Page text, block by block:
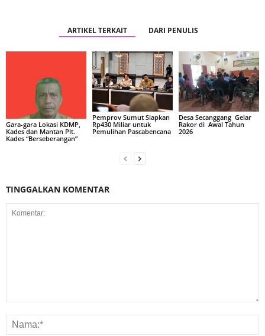
ARTIKEL TERKAIT DARI PENULIS
Gara-gara Lokasi KDMP,
Kades dan Mantan Plt.
Kades “Berseberangan”
Pemprov Sumut Siapkan
Rp430 Miliar untuk
Pemulihan Pascabencana
Desa Secanggang Gelar
Rakor di Awal Tahun
2026
TINGGALKAN KOMENTAR